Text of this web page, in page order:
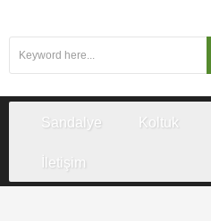
Sandalye Koltuk
İletişim